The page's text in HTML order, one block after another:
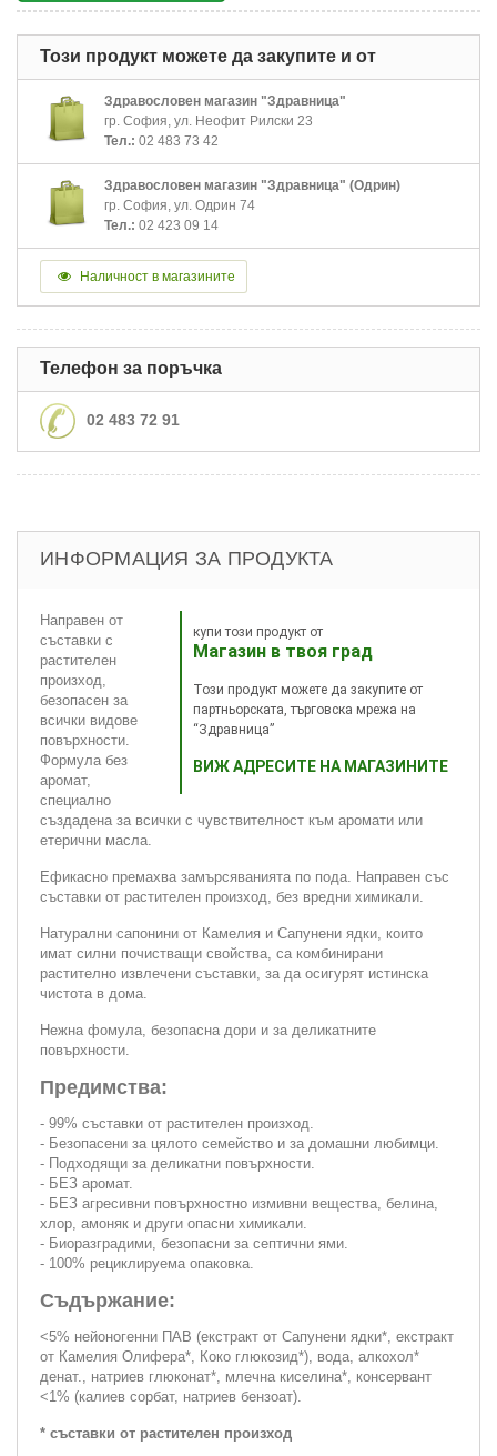
Този продукт можете да закупите и от
Здравословен магазин "Здравница"
гр. София, ул. Неофит Рилски 23
Тел.: 02 483 73 42
Здравословен магазин "Здравница" (Одрин)
гр. София, ул. Одрин 74
Тел.: 02 423 09 14
Наличност в магазините
Телефон за поръчка
02 483 72 91
ИНФОРМАЦИЯ ЗА ПРОДУКТА
купи този продукт от
Магазин в твоя град
Този продукт можете да закупите от
партньорската, търговска мрежа на
“Здравница”
ВИЖ АДРЕСИТЕ НА МАГАЗИНИТЕ
Направен от
съставки с
растителен
произход,
безопасен за
всички видове
повърхности.
Формула без
аромат,
специално
създадена за всички с чувствителност към аромати или
етерични масла.
Ефикасно премахва замърсяванията по пода. Направен със
съставки от растителен произход, без вредни химикали.
Натурални сапонини от Камелия и Сапунени ядки, които
имат силни почистващи свойства, са комбинирани
растително извлечени съставки, за да осигурят истинска
чистота в дома.
Нежна фомула, безопасна дори и за деликатните
повърхности.
Предимства:
- 99% съставки от растителен произход.
- Безопасени за цялото семейство и за домашни любимци.
- Подходящи за деликатни повърхности.
- БЕЗ аромат.
- БЕЗ агресивни повърхностно измивни вещества, белина,
хлор, амоняк и други опасни химикали.
- Биоразградими, безопасни за септични ями.
- 100% рециклируема опаковка.
Съдържание:
<5% нейоногенни ПАВ (екстракт от Сапунени ядки*, екстракт
от Камелия Олифера*, Коко глюкозид*), вода, алкохол*
денат., натриев глюконат*, млечна киселина*, консервант
<1% (калиев сорбат, натриев бензоат).
* съставки от растителен произход